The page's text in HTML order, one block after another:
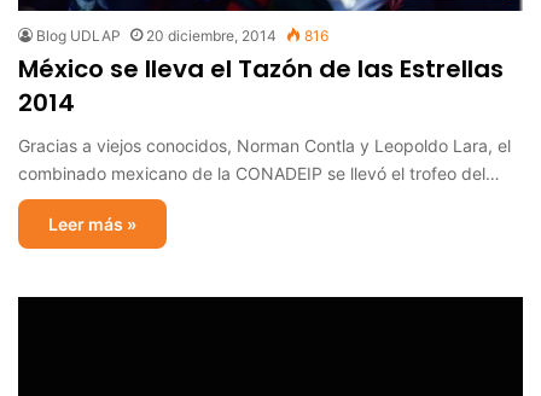
Blog UDLAP 20 diciembre, 2014 816
México se lleva el Tazón de las Estrellas
2014
Gracias a viejos conocidos, Norman Contla y Leopoldo Lara, el
combinado mexicano de la CONADEIP se llevó el trofeo del…
Leer más »